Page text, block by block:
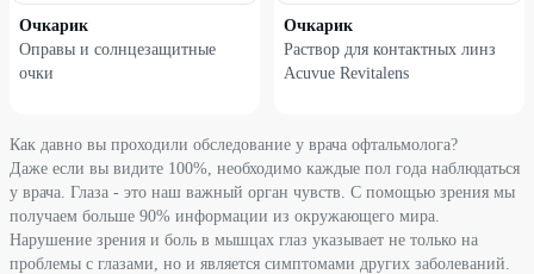
Очкарик
Оправы и солнцезащитные
очки
Очкарик
Раствор для контактных линз
Acuvue Revitalens
Как давно вы проходили обследование у врача офтальмолога?
Даже если вы видите 100%, необходимо каждые пол года наблюдаться
у врача. Глаза - это наш важный орган чувств. С помощью зрения мы
получаем больше 90% информации из окружающего мира.
Нарушение зрения и боль в мышцах глаз указывает не только на
проблемы с глазами, но и является симптомами других заболеваний.